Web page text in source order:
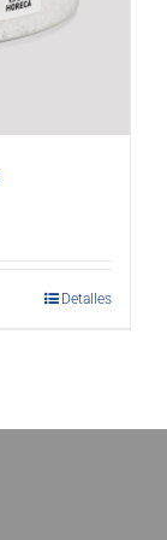
Detalles